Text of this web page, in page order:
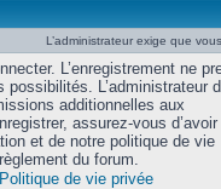
L’administrateur exige que
L’enregistrement ne
L’administrateur
additionnelles aux
assurez-vous
et de notre politique de vie
du forum.
Politique de vie privée